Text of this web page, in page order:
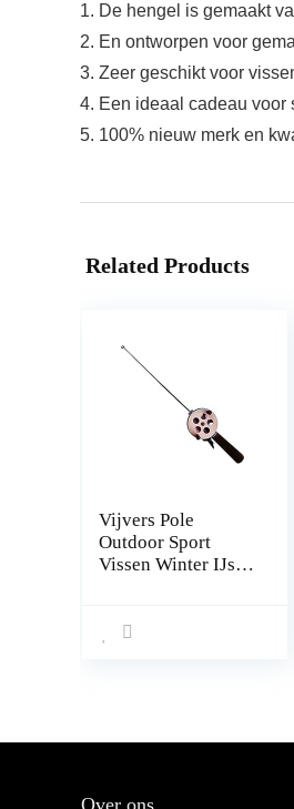
1. De hengel is gemaakt
2. En ontworpen voor
3. Zeer geschikt voor
4. Een ideaal cadeau voor
5. 100% nieuw merk en
Related Products
Vijvers Pole
Outdoor Sport
Vissen Winter IJs
Outdoor Vissen
Over ons